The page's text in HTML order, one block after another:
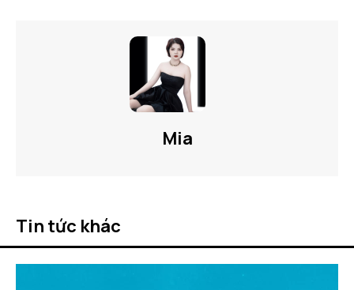
Mia
Tin tức khác